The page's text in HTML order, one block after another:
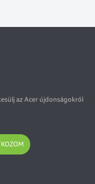
az Acer újdonságokról